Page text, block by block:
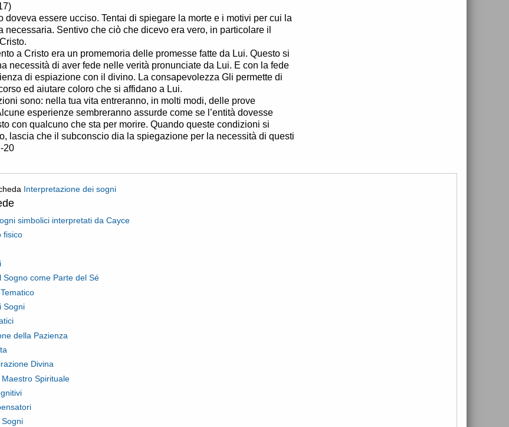
doveva essere ucciso. Tentai di spiegare la morte e i motivi per cui la
necessaria. Sentivo che ciò che dicevo era vero, in particolare il
a Cristo era un promemoria delle promesse fatte da Lui. Questo si
necessità di aver fede nelle verità pronunciate da Lui. E con la fede
di espiazione con il divino. La consapevolezza Gli permette di
ed aiutare coloro che si affidano a Lui.
sono: nella tua vita entreranno, in molti modi, delle prove
esperienze sembreranno assurde come se l’entità dovesse
con qualcuno che sta per morire. Quando queste condizioni si
lascia che il subconscio dia la spiegazione per la necessità di questi
20
Interpretazione dei sogni
simbolici interpretati da Cayce
fisico
Sogno come Parte del Sé
Sogni
della Pazienza
Divina
Spirituale